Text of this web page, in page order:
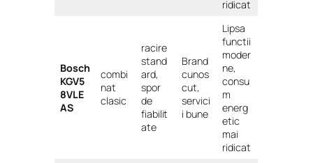
ridicat
Bosch
KGV5
8VLE
AS
combi
nat
clasic
racire
stand
ard,
spor
de
fiabilit
ate
Brand
cunos
cut,
servici
i bune
Lipsa
functii
moder
ne,
consu
m
energ
etic
mai
ridicat